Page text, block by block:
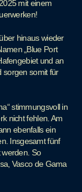
mit einem
hinaus wieder
„Blue Port
und an
sorgen somit für
stimmungsvoll in
nicht fehlen. Am
ebenfalls ein
Insgesamt fünf
werden. So
Vasco de Gama